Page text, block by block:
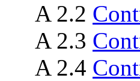
A 2.2
A 2.3
A 2.4